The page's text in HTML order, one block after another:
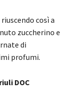
così a
zuccherino e
di
profumi.
DOC